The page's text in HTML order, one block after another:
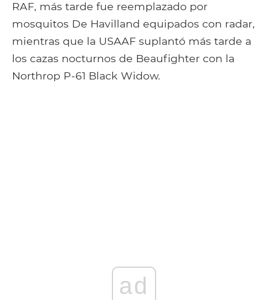
RAF, más tarde fue reemplazado por
mosquitos De Havilland equipados con radar,
mientras que la USAAF suplantó más tarde a
los cazas nocturnos de Beaufighter con la
Northrop P-61 Black Widow.
ad